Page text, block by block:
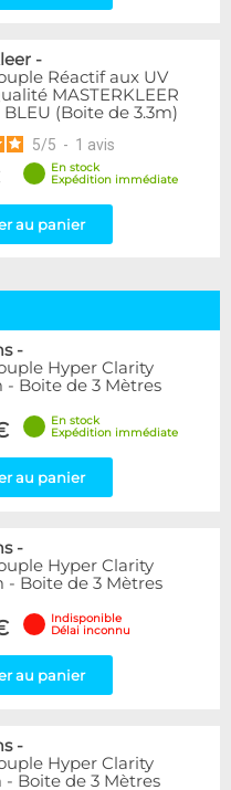
-
Réactif aux UV
MASTERKLEER
(Boite de 3.3m)
5/5 - 1 avis
En stock
Expédition immédiate
au panier
-
Hyper Clarity
- Boite de 3 Mètres
En stock
Expédition immédiate
au panier
-
Hyper Clarity
- Boite de 3 Mètres
Indisponible
Délai inconnu
au panier
-
Hyper Clarity
- Boite de 3 Mètres